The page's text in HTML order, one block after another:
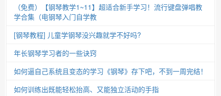
（免费）【钢琴教学1~11】超适合新手学习！流行键盘弹唱教
学合集（电钢琴入门自学教
[钢琴教程] 儿童学钢琴没兴趣就学不好吗?
年长钢琴学习者的一些诀窍
如何逼自己系统且变态的学习《钢琴》存下吧，不到一周完结！
如何训练出既能轻松抬高、又能独立活动的手指